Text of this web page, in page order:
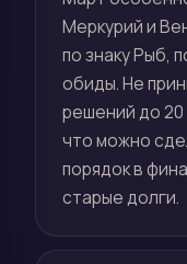
Меркурий и
по знаку Рыб,
обиды. Не
решений до
что можно
порядок в
старые долги.